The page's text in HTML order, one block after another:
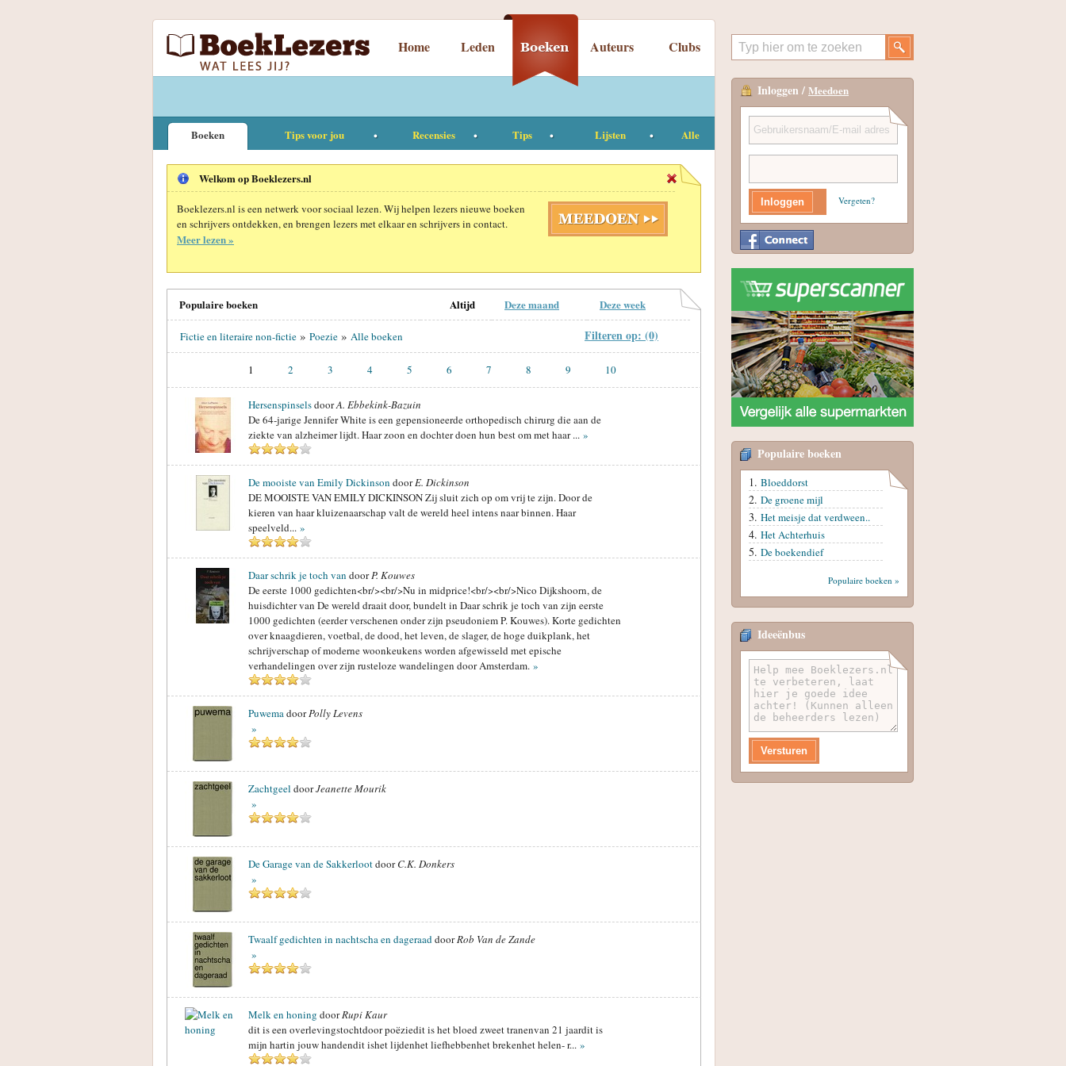
Home Leden Auteurs Clubs
Boeken Tips voor jou Recensies Tips Lijsten Alle
Welkom op Boeklezers.nl
Boeklezers.nl is een netwerk voor sociaal lezen. Wij helpen lezers nieuwe boeken
en schrijvers ontdekken, en brengen lezers met elkaar en schrijvers in contact.
Meer lezen »
Populaire boeken Altijd Deze maand Deze week
Fictie en literaire non-fictie » Poezie » Alle boeken Filteren op: (0)
1 2 3 4 5 6 7 8 9 10
HersenspinselsdoorA. Ebbekink-Bazuin
De 64-jarige Jennifer White is een gepensioneerde orthopedisch chirurg die aan de
ziekte van alzheimer lijdt. Haar zoon en dochter doen hun best om met haar ... »
De mooiste van Emily Dickinson doorE. Dickinson
DE MOOISTE VAN EMILY DICKINSON Zij sluit zich op om vrij te zijn. Door de
kieren van haar kluizenaarschap valt de wereld heel intens naar binnen. Haar
speelveld... »
Daar schrik je toch van doorP. Kouwes
De eerste 1000 gedichten<br/><br/>Nu in midprice!<br/><br/>Nico Dijkshoorn, de
huisdichter van De wereld draait door, bundelt in Daar schrik je toch van zijn eerste
1000 gedichten (eerder verschenen onder zijn pseudoniem P. Kouwes). Korte gedichten
over knaagdieren, voetbal, de dood, het leven, de slager, de hoge duikplank, het
schrijverschap of moderne woonkeukens worden afgewisseld met epische
verhandelingen over zijn rusteloze wandelingen door Amsterdam. »
PuwemadoorPolly Levens
»
Zachtgeel doorJeanette Mourik
»
De Garage van de SakkerlootdoorC.K. Donkers
»
Twaalf gedichten in nachtscha en dageraaddoorRob Van de Zande
»
Melk en honing doorRupi Kaur
dit is een overlevingstochtdoor poëziedit is het bloed zweet tranenvan 21 jaardit is
mijn hartin jouw handendit ishet lijdenhet liefhebbenhet brekenhet helen- r... »
Inloggen / Meedoen
Vergeten?
Populaire boeken
Bloeddorst
De groene mijl
Het meisje dat verdween..
Het Achterhuis
De boekendief
Populaire boeken »
Ideeënbus